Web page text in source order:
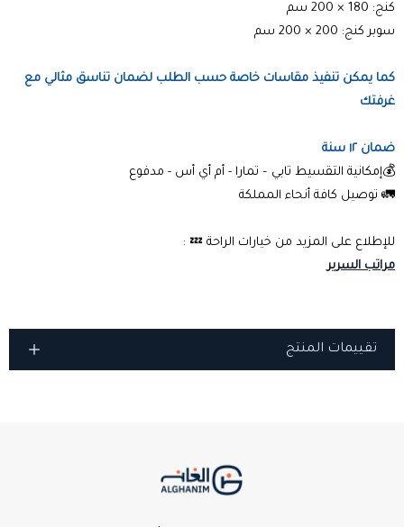
كنج: 180 × 200 سم
سوبر كنج: 200 × 200 سم
كما يمكن تنفيذ مقاسات خاصة حسب الطلب لضمان تناسق مثالي مع
غرفتك
ضمان ١٢ سنة
💰إمكانية التقسيط تابي – تمارا - أم أي أس - مدفوع
🚛 توصيل كافة أنحاء المملكة
للإطلاع على المزيد من خيارات الراحة 💤 :
مراتب السرير
تقييمات المنتج